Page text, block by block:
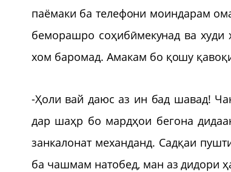
паёмаки ба телефони моиндарам
беморашро соҳибӣмекунад ва худи
хом баромад. Амакам бо қошу
-Ҳоли вай даюс аз ин бад шавад!
дар шаҳр бо мардҳои бегона
занкалонат механданд. Садқаи
ба чашмам натобед, ман аз дидори